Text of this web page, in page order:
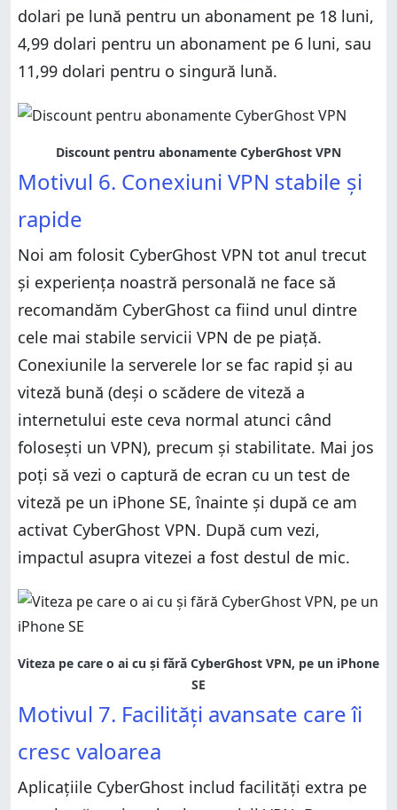
dolari pe lună pentru un abonament pe 18 luni,
4,99 dolari pentru un abonament pe 6 luni, sau
11,99 dolari pentru o singură lună.
Discount pentru abonamente CyberGhost VPN
Motivul 6. Conexiuni VPN stabile și
rapide
Noi am folosit CyberGhost VPN tot anul trecut
și experiența noastră personală ne face să
recomandăm CyberGhost ca fiind unul dintre
cele mai stabile servicii VPN de pe piață.
Conexiunile la serverele lor se fac rapid și au
viteză bună (deși o scădere de viteză a
internetului este ceva normal atunci când
folosești un VPN), precum și stabilitate. Mai jos
poți să vezi o captură de ecran cu un test de
viteză pe un iPhone SE, înainte și după ce am
activat CyberGhost VPN. După cum vezi,
impactul asupra vitezei a fost destul de mic.
Viteza pe care o ai cu și fără CyberGhost VPN, pe un iPhone
SE
Motivul 7. Facilități avansate care îi
cresc valoarea
Aplicațiile CyberGhost includ facilități extra pe